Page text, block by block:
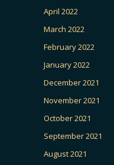
April 2022
March 2022
February 2022
January 2022
December 2021
November 2021
October 2021
September 2021
August 2021